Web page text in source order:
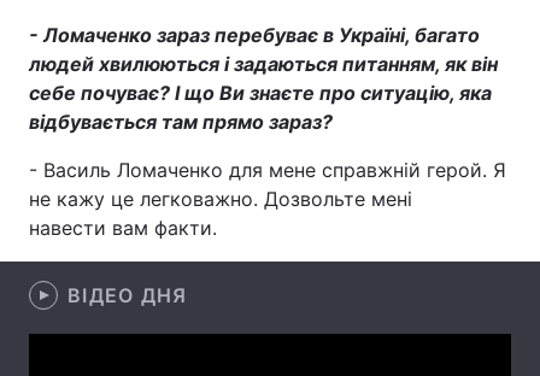
Економіка Світ
Спорт Наука
Техно і зв'язок Лайт
Зброя Інциденти
Цікавинки
- Ломаченко зараз перебуває в Україні, багато
людей хвилюються і задаються питанням, як він
себе почуває? І що Ви знаєте про ситуацію, яка
відбувається там прямо зараз?
- Василь Ломаченко для мене справжній герой. Я
не кажу це легковажно. Дозвольте мені
навести вам факти.
ВІДЕО ДНЯ